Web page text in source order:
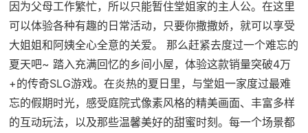
因为父母工作繁忙，所以只能暂住堂姐家的主人公。在这里
可以体验各种有趣的日常活动，只要你撒撒娇，就可以享受
大姐姐和阿姨全心全意的关爱。 那么赶紧去度过一个难忘的
夏天吧~ 踏入充满回忆的乡间小屋，体验这款销量突破4万
+的传奇SLG游戏。在炎热的夏日里，与堂姐一家度过最难
忘的假期时光，感受庭院式像素风格的精美画面、丰富多样
的互动玩法，以及那些温馨美好的甜蜜时刻。每一个场景都